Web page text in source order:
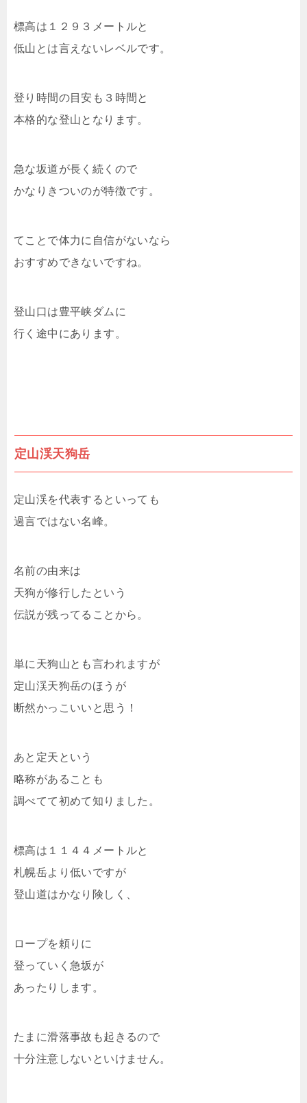
標高は１２９３メートルと
低山とは言えないレベルです。
登り時間の目安も３時間と
本格的な登山となります。
急な坂道が長く続くので
かなりきついのが特徴です。
てことで体力に自信がないなら
おすすめできないですね。
登山口は豊平峡ダムに
行く途中にあります。
定山渓天狗岳
定山渓を代表するといっても
過言ではない名峰。
名前の由来は
天狗が修行したという
伝説が残ってることから。
単に天狗山とも言われますが
定山渓天狗岳のほうが
断然かっこいいと思う！
あと定天という
略称があることも
調べてて初めて知りました。
標高は１１４４メートルと
札幌岳より低いですが
登山道はかなり険しく、
ロープを頼りに
登っていく急坂が
あったりします。
たまに滑落事故も起きるので
十分注意しないといけません。